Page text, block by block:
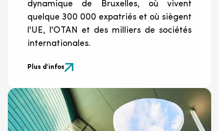
dynamique de Bruxelles, où vivent
quelque 300 000 expatriés et où siègent
l'UE, l'OTAN et des milliers de sociétés
internationales.
Plus d'infos